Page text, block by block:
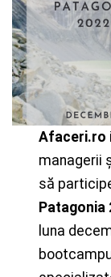
Afaceri.ro
managerii
să
Patagonia
luna